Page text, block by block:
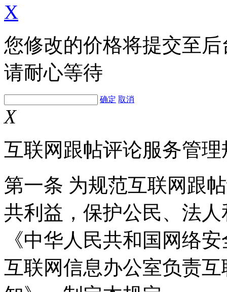
X
您修改的价格将提交至
请耐心等待
确定 取消
X
互联网跟帖评论服务管理
第一条 为规范互联网跟
共利益，保护公民、法
《中华人民共和国网络
互联网信息办公室负责